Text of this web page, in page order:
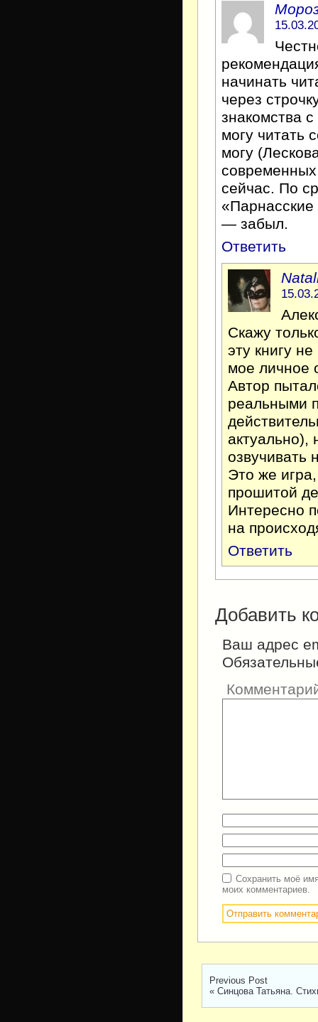
начинать
через
знакомства
могу читать
могу
современных
сейчас. По
— забыл.
Ответить
Скажу
эту книгу
мое личное
Автор
реальными
актуально),
озвучивать
Это же игра,
прошитой
Интересно
на
Ответить
Добавить
Ваш адрес
Сохранить моё
моих комментариев.
Previous Post
« Синцова Татьяна.